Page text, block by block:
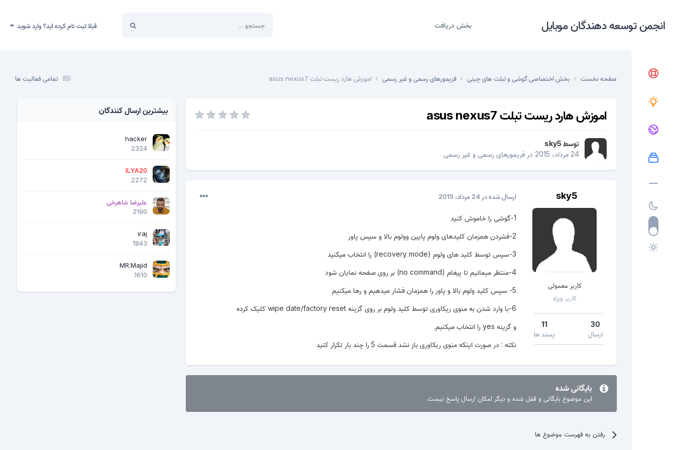
انجمن توسعه دهندگان موبایل بخش دریافت قبلا ثبت نام کرده اید؟ وارد شوید
تمامی فعالیت ها صفحه نخست بخش اختصاصی گوشی و تبلت های چینی فریمورهای رسمی و غیر رسمی اموزش هارد ریست تبلت asus nexus7
اموزش هارد ریست تبلت asus nexus7
توسط sky5
24 مرداد، 2015
در فریمورهای رسمی و غیر رسمی
sky5
کاربر معمولی
کاربر ویژه
30
ارسال
11
پسند ها
ارسال شده در 24 مرداد، 2015
1-گوشی را خاموش کنید
2-فشردن همزمان کلیدهای ولوم پایین وولوم بالا و سپس پاور
3-سپس توسط کلید های ولوم (recovery mode) را انتخاب میکنید
4-منتظر میمانیم تا پیغام (no command) بر روی صفحه نمایان شود
5- سپس کلید ولوم بالا و پاور را همزمان فشار میدهیم و رها میکنیم
6-با وارد شدن به منوی ریکاوری توسط کلید ولوم بر روی گزینه wipe date/factory reset کلیک کرده
و گزینه yes را انتخاب میکنیم.
نکته : در صورت اینکه منوی ریکاوری باز نشد قسمت 5 را چند بار تکرار کنید
بایگانی شده
این موضوع بایگانی و قفل شده و دیگر امکان ارسال پاسخ نیست.
رفتن به فهرست موضوع ها
بیشترین ارسال کنندگان
hacker
2324
ILYA20
2272
علیرضا شاهرخی
2190
iraj
1843
MR.Majid
1610